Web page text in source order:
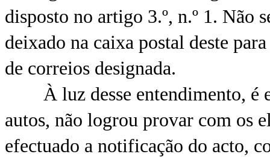
disposto no artigo 3.º, n.º 1. Não
deixado na caixa postal deste
de correios designada.
À luz desse entendimento, é
autos, não logrou provar com os
efectuado a notificação do acto,